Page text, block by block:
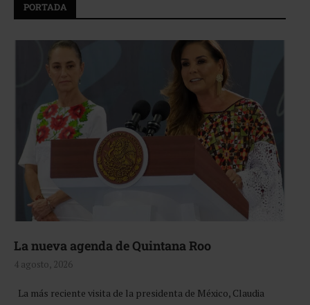
PORTADA
La nueva agenda de Quintana Roo
4 agosto, 2026
La más reciente visita de la presidenta de México, Claudia